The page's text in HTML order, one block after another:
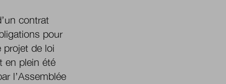
contrat
pour
projet de loi
en plein été
l’Assemblée